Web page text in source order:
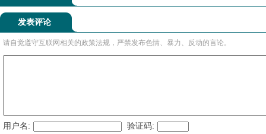
发表评论
请自觉遵守互联网相关的政策法规，严禁发布色情、暴力、反动的言论。
用户名:
验证码: